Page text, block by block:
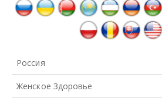
Россия
Женское Здоровье